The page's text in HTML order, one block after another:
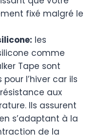
fixé malgré le
les
comme
Tape sont
l’hiver car ils
aux
Ils assurent
s’adaptant à la
de la